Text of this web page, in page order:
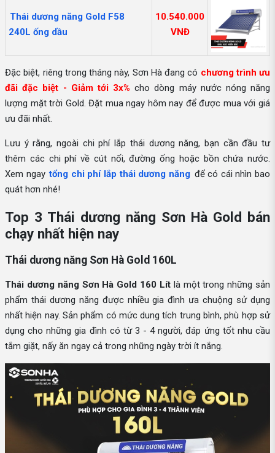
Thái dương năng Gold F58
240L ống dầu
10.540.000
VNĐ
Đặc biệt, riêng trong tháng này, Sơn Hà đang có chương trình ưu
đãi đặc biệt - Giảm tới 3x%cho dòng máy nước nóng năng
lượng mặt trời Gold. Đặt mua ngay hôm nay để được mua với giá
ưu đãi nhất.
Lưu ý rằng, ngoài chi phí lắp thái dương năng, bạn cần đầu tư
thêm các chi phí về cút nối, đường ống hoặc bồn chứa nước.
Xem ngay tổng chi phí lắp thái dương năng để có cái nhìn bao
quát hơn nhé!
Top 3 Thái dương năng Sơn Hà Gold bán
chạy nhất hiện nay
Thái dương năng Sơn Hà Gold 160L
Thái dương năng Sơn Hà Gold 160 Lítlà một trong những sản
phẩm thái dương năng được nhiều gia đình ưa chuộng sử dụng
nhất hiện nay. Sản phẩm có mức dung tích trung bình, phù hợp sử
dụng cho những gia đình có từ 3 - 4 người, đáp ứng tốt nhu cầu
tắm giặt, nấy ăn ngay cả trong những ngày trời ít nắng.